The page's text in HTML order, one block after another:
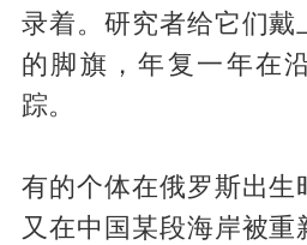
录着。研究者给它们戴
的脚旗，年复一年在
踪。
有的个体在俄罗斯出生
又在中国某段海岸被